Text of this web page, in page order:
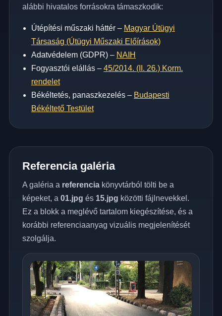
alábbi hivatalos forrásokra támaszkodik:
Útépítési műszaki háttér – Magyar Útügyi
Társaság (Útügyi Műszaki Előírások)
Adatvédelem (GDPR) – NAIH
Fogyasztói elállás – 45/2014. (II. 26.) Korm.
rendelet
Békéltetés, panaszkezelés – Budapesti
Békéltető Testület
Referencia galéria
A galéria a referenciakönyvtárból tölti be a
képeket, a 01.jpg és 15.jpg közötti fájlnevekkel.
Ez a blokk a meglévő tartalom kiegészítése, és a
korábbi referenciaanyag vizuális megjelenítését
szolgálja.